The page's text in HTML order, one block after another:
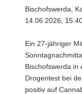
Bischofswerda,
14.06.2026,
Ein 27-jähriger
Bischofswerda in
Drogentest bei
positiv auf